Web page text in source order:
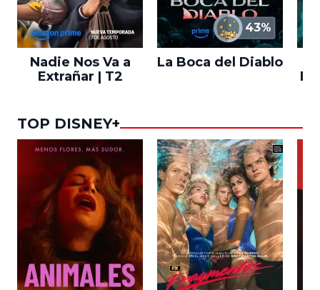
Nadie Nos Va a
Extrañar | T2
43%
La Boca del Diablo
TOP DISNEY+